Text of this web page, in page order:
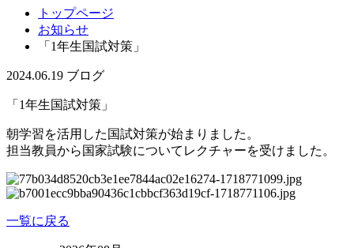
トップページ
お知らせ
「1年生国試対策」
2024.06.19 ブログ
「1年生国試対策」
朝学習を活用した国試対策が始まりました。
担当教員から国家試験についてレクチャーを受けました。
一覧に戻る